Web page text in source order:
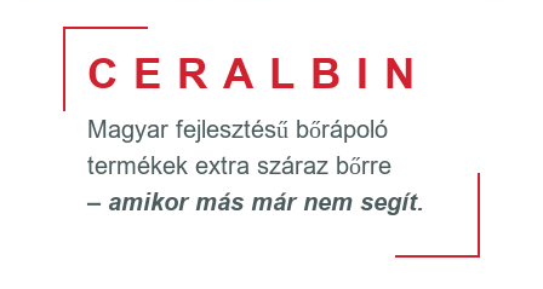
CERALBIN
Magyar fejlesztésű bőrápoló
termékek extra száraz bőrre
– amikor más már nem segít.